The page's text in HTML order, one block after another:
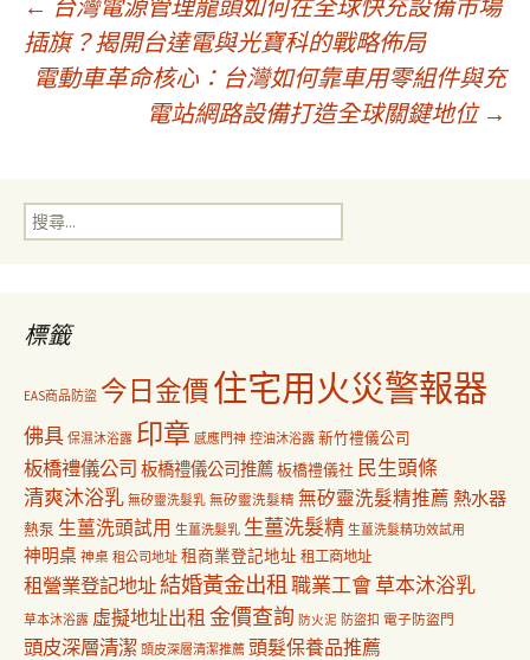
文
章
覽
← 台灣電源管理龍頭如何在全球快充設備市場
插旗？揭開台達電與光寶科的戰略佈局
電動車革命核心：台灣如何靠車用零組件與充
電站網路設備打造全球關鍵地位 →
搜
尋
標籤
EAS商品防盜 今日金價住宅用火災警報器
佛具 保濕沐浴露 印章 感應門神 控油沐浴露 新竹禮儀公司
板橋禮儀公司 板橋禮儀公司推薦板橋禮儀社 民生頭條
清爽沐浴乳 無矽靈洗髮乳 無矽靈洗髮精 無矽靈洗髮精推薦 熱水器
熱泵 生薑洗頭試用 生薑洗髮乳 生薑洗髮精 生薑洗髮精功效試用
神明桌 神桌 租公司地址 租商業登記地址 租工商地址
租營業登記地址結婚黃金出租職業工會草本沐浴乳
草本沐浴露 虛擬地址出租 金價查詢 防火泥 防盜扣 電子防盜門
頭皮深層清潔 頭皮深層清潔推薦 頭髮保養品推薦